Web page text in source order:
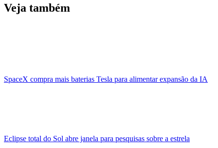
Veja também
SpaceX compra mais baterias Tesla para alimentar expansão da IA
Eclipse total do Sol abre janela para pesquisas sobre a estrela